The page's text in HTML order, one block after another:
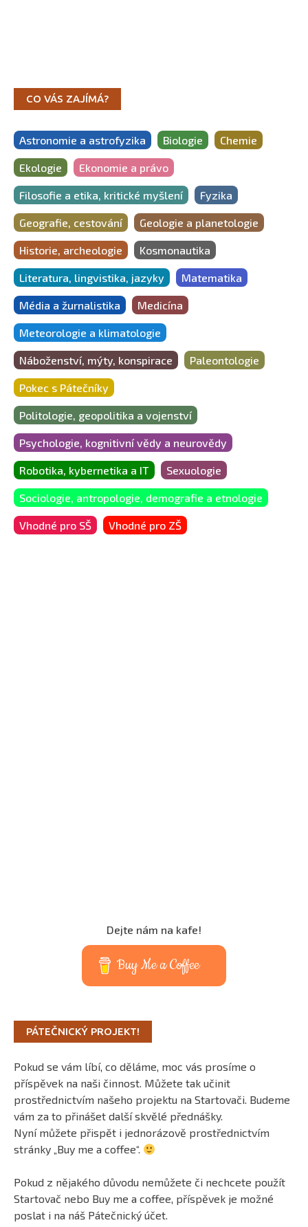
CO VÁS ZAJÍMÁ?
Astronomie a astrofyzika Biologie Chemie
Ekologie Ekonomie a právo
Filosofie a etika, kritické myšlení Fyzika
Geografie, cestování Geologie a planetologie
Historie, archeologie Kosmonautika
Literatura, lingvistika, jazyky Matematika
Média a žurnalistika Medicína
Meteorologie a klimatologie
Náboženství, mýty, konspirace Paleontologie
Pokec s Pátečníky
Politologie, geopolitika a vojenství
Psychologie, kognitivní vědy a neurovědy
Robotika, kybernetika a IT Sexuologie
Sociologie, antropologie, demografie a etnologie
Vhodné pro SŠ Vhodné pro ZŠ
Dejte nám na kafe!
Buy Me a Coffee
PÁTEČNICKÝ PROJEKT!
Pokud se vám líbí, co děláme, moc vás prosíme o
příspěvek na naši činnost. Můžete tak učinit
prostřednictvím našeho projektu na Startovači. Budeme
vám za to přinášet další skvělé přednášky.
Nyní můžete přispět i jednorázově prostřednictvím
stránky „Buy me a coffee“.
Pokud z nějakého důvodu nemůžete či nechcete použít
Startovač nebo Buy me a coffee, příspěvek je možné
poslat i na náš Pátečnický účet.